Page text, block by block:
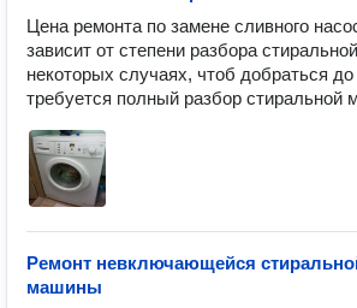
Цена ремонта по замене сливного
зависит от степени разбора
некоторых случаях, чтоб добраться до
требуется полный разбор стиральной
Ремонт невключающейся
машины